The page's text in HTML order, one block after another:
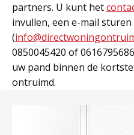
partners. U kunt het
invullen, een e-mail sturen
(
0850045420 of
uw pand binnen de
ontruimd.